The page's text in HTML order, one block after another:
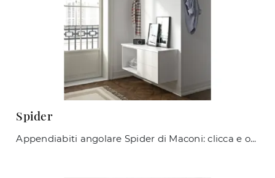
Spider
Appendiabiti angolare Spider di Maconi: clicca e ottieni informazioni sui Complementi e appendiabiti design in metallo del noto e conosciuto brand!